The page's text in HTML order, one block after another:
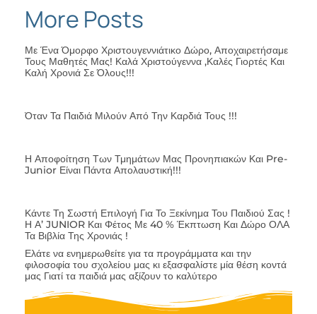
More Posts
Με Ένα Όμορφο Χριστουγεννιάτικο Δώρο, Αποχαιρετήσαμε
Τους Μαθητές Μας! Καλά Χριστούγεννα ,καλές Γιορτές Και
Καλή Χρονιά Σε Όλους!!!
Όταν Τα Παιδιά Μιλούν Από Την Καρδιά Τους !!!
Η Αποφοίτηση Των Τμημάτων Μας Προνηπιακών Και Pre-
Junior Είναι Πάντα Απολαυστική!!!
Κάντε Τη Σωστή Επιλογή Για Το Ξεκίνημα Του Παιδιού Σας !
Η Α’ JUNIOR Και Φέτος Με 40 % Έκπτωση Και Δώρο ΟΛΑ
Τα Βιβλία Της Χρονιάς !
Ελάτε να ενημερωθείτε για τα προγράμματα και την
φιλοσοφία του σχολείου μας κι εξασφαλίστε μία θέση κοντά
μας Γιατί τα παιδιά μας αξίζουν το καλύτερο